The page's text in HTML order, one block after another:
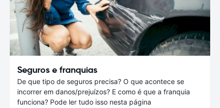
Seguros e franquias
De que tipo de seguros precisa? O que acontece se
incorrer em danos/prejuízos? E como é que a franquia
funciona? Pode ler tudo isso nesta página